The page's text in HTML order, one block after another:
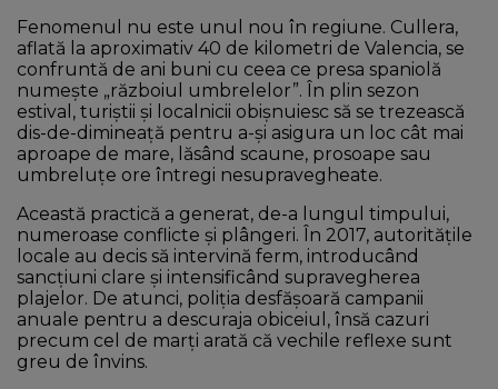
Fenomenul nu este unul nou în regiune. Cullera,
aflată la aproximativ 40 de kilometri de Valencia, se
confruntă de ani buni cu ceea ce presa spaniolă
numește „războiul umbrelelor”. În plin sezon
estival, turiștii și localnicii obișnuiesc să se trezească
dis-de-dimineață pentru a-și asigura un loc cât mai
aproape de mare, lăsând scaune, prosoape sau
umbreluțe ore întregi nesupravegheate.
Această practică a generat, de-a lungul timpului,
numeroase conflicte și plângeri. În 2017, autoritățile
locale au decis să intervină ferm, introducând
sancțiuni clare și intensificând supravegherea
plajelor. De atunci, poliția desfășoară campanii
anuale pentru a descuraja obiceiul, însă cazuri
precum cel de marți arată că vechile reflexe sunt
greu de învins.